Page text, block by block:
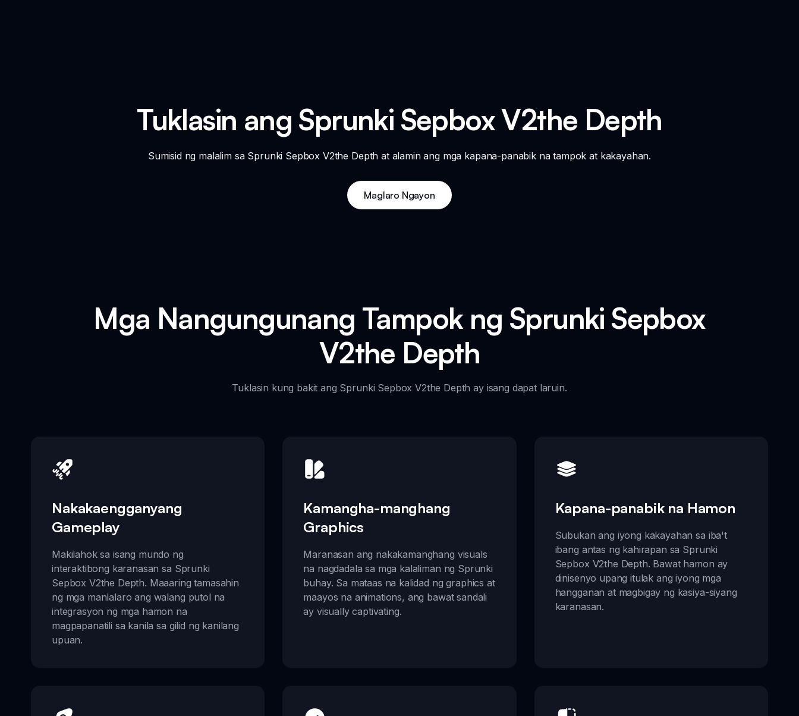
Tuklasin ang Sprunki Sepbox V2the Depth
Sumisid ng malalim sa Sprunki Sepbox V2the Depth at alamin ang mga kapana-panabik na tampok at kakayahan.
Maglaro Ngayon
Mga Nangungunang Tampok ng Sprunki Sepbox
V2the Depth
Tuklasin kung bakit ang Sprunki Sepbox V2the Depth ay isang dapat laruin.
Nakakaengganyang
Gameplay
Makilahok sa isang mundo ng
interaktibong karanasan sa Sprunki
Sepbox V2the Depth. Maaaring tamasahin
ng mga manlalaro ang walang putol na
integrasyon ng mga hamon na
magpapanatili sa kanila sa gilid ng kanilang
upuan.
Kamangha-manghang
Graphics
Maranasan ang nakakamanghang visuals
na nagdadala sa mga kalaliman ng Sprunki
buhay. Sa mataas na kalidad ng graphics at
maayos na animations, ang bawat sandali
ay visually captivating.
Kapana-panabik na Hamon
Subukan ang iyong kakayahan sa iba't
ibang antas ng kahirapan sa Sprunki
Sepbox V2the Depth. Bawat hamon ay
dinisenyo upang itulak ang iyong mga
hangganan at magbigay ng kasiya-siyang
karanasan.